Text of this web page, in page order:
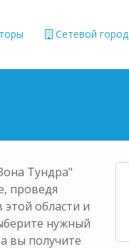
Сетевой город
Тундра"
проведя
области и
нужный
вы получите